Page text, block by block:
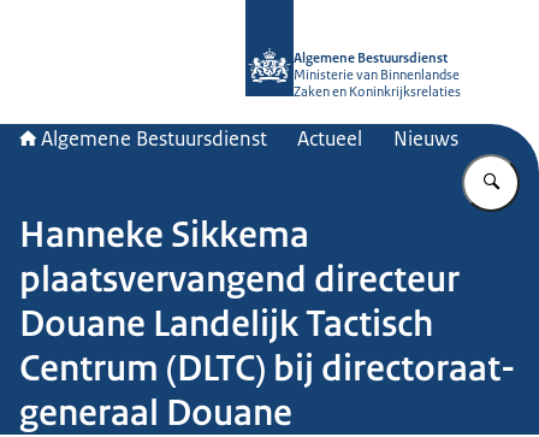
Algemene Bestuursdienst
Ministerie van Binnenlandse
Zaken en Koninkrijksrelaties
Algemene Bestuursdienst Actueel Nieuws
Hanneke Sikkema
plaatsvervangend directeur
Douane Landelijk Tactisch
Centrum (DLTC) bij directoraat-
generaal Douane